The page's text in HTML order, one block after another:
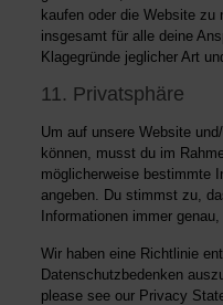
kaufen oder die Website
insgesamt für alle deine
Klagegründe jeglicher Art
11. Privatsphäre
Um auf unsere Website
können, musst du im
möglicherweise bestimmte
angeben. Du stimmst zu,
Informationen immer
Wir haben eine Richtlinie
Datenschutzbedenken
please see our Privacy